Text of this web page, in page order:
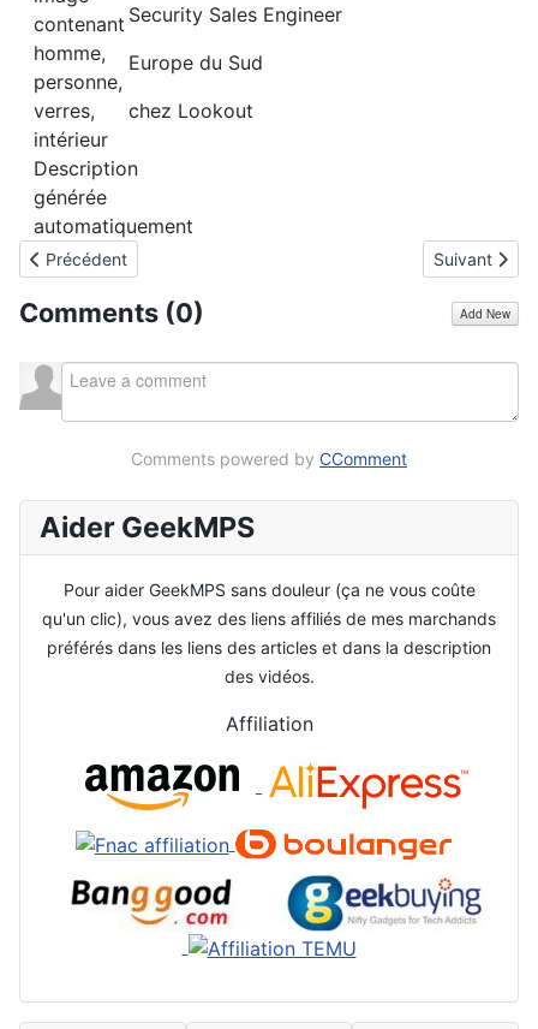
Security Sales Engineer
Europe du Sud
chez Lookout
Article précédent : Snapdragon : la célèbre petite puce talon
Précédent Article
Suivant
Comments (0) Add New
Comments powered by CComment
Aider GeekMPS
Pour aider GeekMPS sans douleur (ça ne vous coûte
qu'un clic), vous avez des liens affiliés de mes marchands
préférés dans les liens des articles et dans la description
des vidéos.
Affiliation